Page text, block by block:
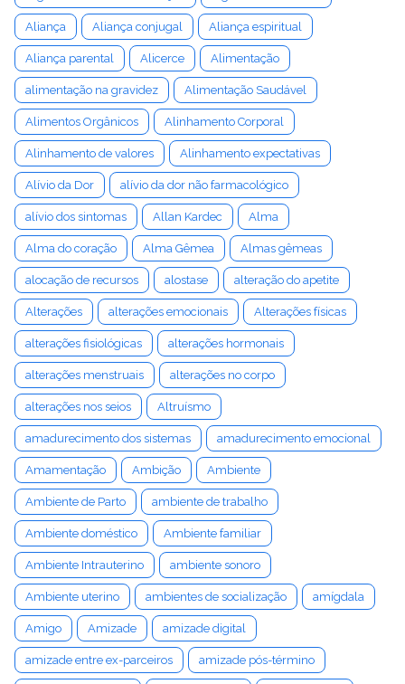
Aliança Aliança conjugal Aliança espiritual
Aliança parental Alicerce Alimentação
alimentação na gravidez Alimentação Saudável
Alimentos Orgânicos Alinhamento Corporal
Alinhamento de valores Alinhamento expectativas
Alívio da Dor alívio da dor não farmacológico
alívio dos sintomas Allan Kardec Alma
Alma do coração Alma Gêmea Almas gêmeas
alocação de recursos alostase alteração do apetite
Alterações alterações emocionais Alterações físicas
alterações fisiológicas alterações hormonais
alterações menstruais alterações no corpo
alterações nos seios Altruísmo
amadurecimento dos sistemas amadurecimento emocional
Amamentação Ambição Ambiente
Ambiente de Parto ambiente de trabalho
Ambiente doméstico Ambiente familiar
Ambiente Intrauterino ambiente sonoro
Ambiente uterino ambientes de socialização amígdala
Amigo Amizade amizade digital
amizade entre ex-parceiros amizade pós-término